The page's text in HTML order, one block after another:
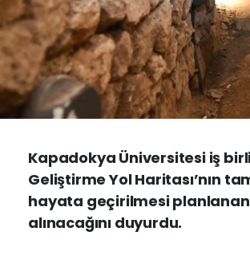
Kapadokya Üniversitesi iş
Geliştirme Yol Haritası’nın
hayata geçirilmesi
alınacağını duyurdu.